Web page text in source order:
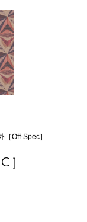
［Off-Spec］
］